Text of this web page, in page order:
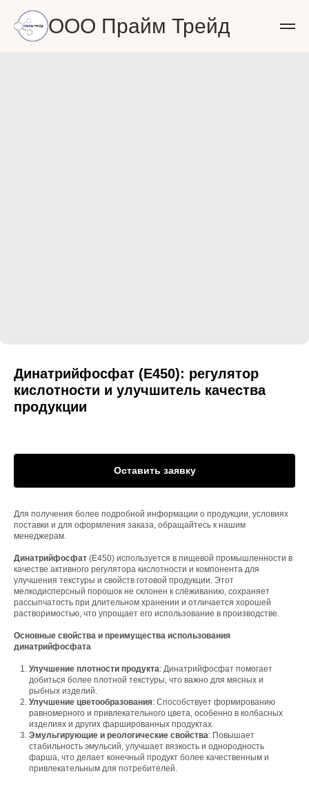
ООО Прайм Трейд
Динатрийфосфат (Е450): регулятор
кислотности и улучшитель качества
продукции
Оставить заявку
Для получения более подробной информации о продукции, условиях
поставки и для оформления заказа, обращайтесь к нашим
менеджерам.
Динатрийфосфат (Е450) используется в пищевой промышленности в
качестве активного регулятора кислотности и компонента для
улучшения текстуры и свойств готовой продукции. Этот
мелкодисперсный порошок не склонен к слёживанию, сохраняет
рассыпчатость при длительном хранении и отличается хорошей
растворимостью, что упрощает его использование в производстве.
Основные свойства и преимущества использования
динатрийфосфата
Улучшение плотности продукта: Динатрийфосфат помогает
добиться более плотной текстуры, что важно для мясных и
рыбных изделий.
Улучшение цветообразования: Способствует формированию
равномерного и привлекательного цвета, особенно в колбасных
изделиях и других фаршированных продуктах.
Эмульгирующие и реологические свойства: Повышает
стабильность эмульсий, улучшает вязкость и однородность
фарша, что делает конечный продукт более качественным и
привлекательным для потребителей.